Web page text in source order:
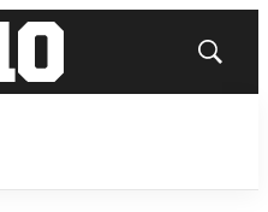
Mostrar